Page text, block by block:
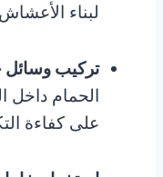
لبناء
تركيب وسائل
الحمام داخل
على كفاءة